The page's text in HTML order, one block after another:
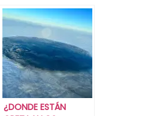
¿DONDE ESTÁN